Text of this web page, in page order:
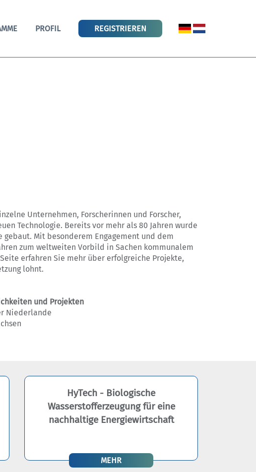
PROFIL REGISTRIEREN
Unternehmen, Forscherinnen und Forscher,
Technologie. Bereits vor mehr als 80 Jahren wurde
Mit besonderem Engagement und dem
zum weltweiten Vorbild in Sachen kommunalem
erfahren Sie mehr über erfolgreiche Projekte,
lohnt.
und Projekten
Niederlande
HyTech - Biologische
Wasserstofferzeugung für eine
nachhaltige Energiewirtschaft
MEHR